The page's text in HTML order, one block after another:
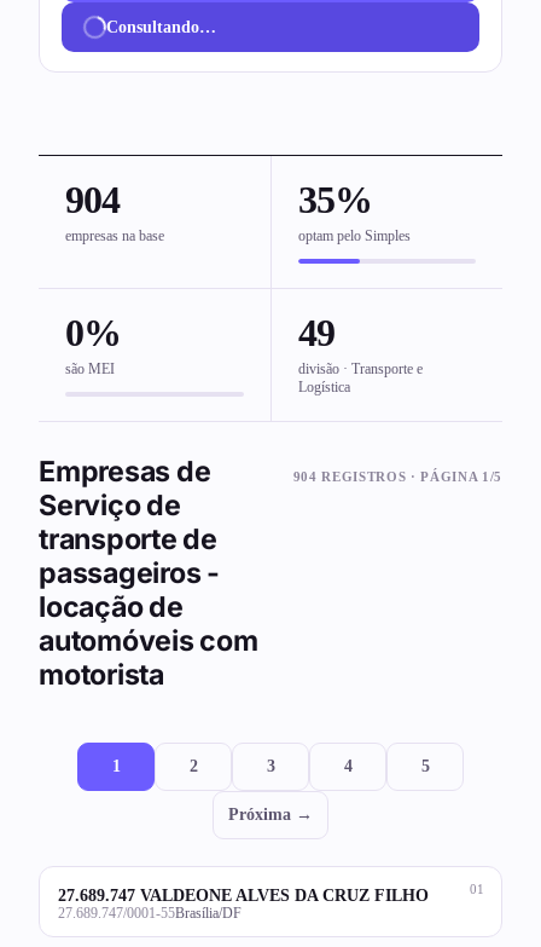
Consultando…
904
empresas na base
35%
optam pelo Simples
0%
são MEI
49
divisão · Transporte e
Logística
Empresas de
Serviço de
transporte de
passageiros -
locação de
automóveis com
motorista
904 REGISTROS · PÁGINA 1/5
1 2 3 4 5
Próxima →
01
27.689.747 VALDEONE ALVES DA CRUZ FILHO
27.689.747/0001-55Brasília/DF